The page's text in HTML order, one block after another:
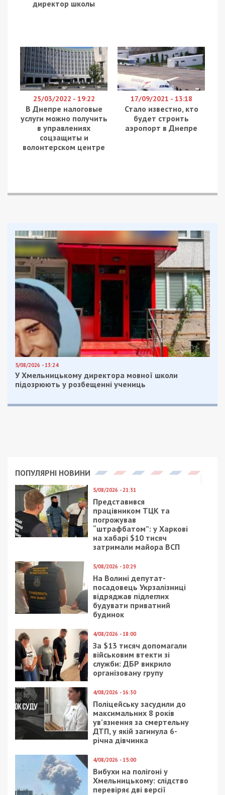
директор школы
25/03/2022 - 19:22
В Днепре налоговые
услуги можно получить
в управлениях
соцзащиты и
волонтерском центре
17/09/2021 - 13:18
Стало известно, кто
будет строить
аэропорт в Днепре
5/08/2026 - 13:24
У Хмельницькому директора мовної школи
підозрюють у розбещенні учениць
ПОПУЛЯРНІ НОВИНИ
5/08/2026 - 21:31
Представився
працівником ТЦК та
погрожував
“штрафбатом”: у Харкові
на хабарі $10 тисяч
затримали майора ВСП
5/08/2026 - 10:29
На Волині депутат-
посадовець Укрзалізниці
відряджав підлеглих
будувати приватний
будинок
4/08/2026 - 18:00
За $13 тисяч допомагали
військовим втекти зі
служби: ДБР викрило
організовану групу
4/08/2026 - 16:30
Поліцейську засудили до
максимальних 8 років
ув’язнення за смертельну
ДТП, у якій загинула 6-
річна дівчинка
4/08/2026 - 15:00
Вибухи на полігоні у
Хмельницькому: слідство
перевіряє дві версії